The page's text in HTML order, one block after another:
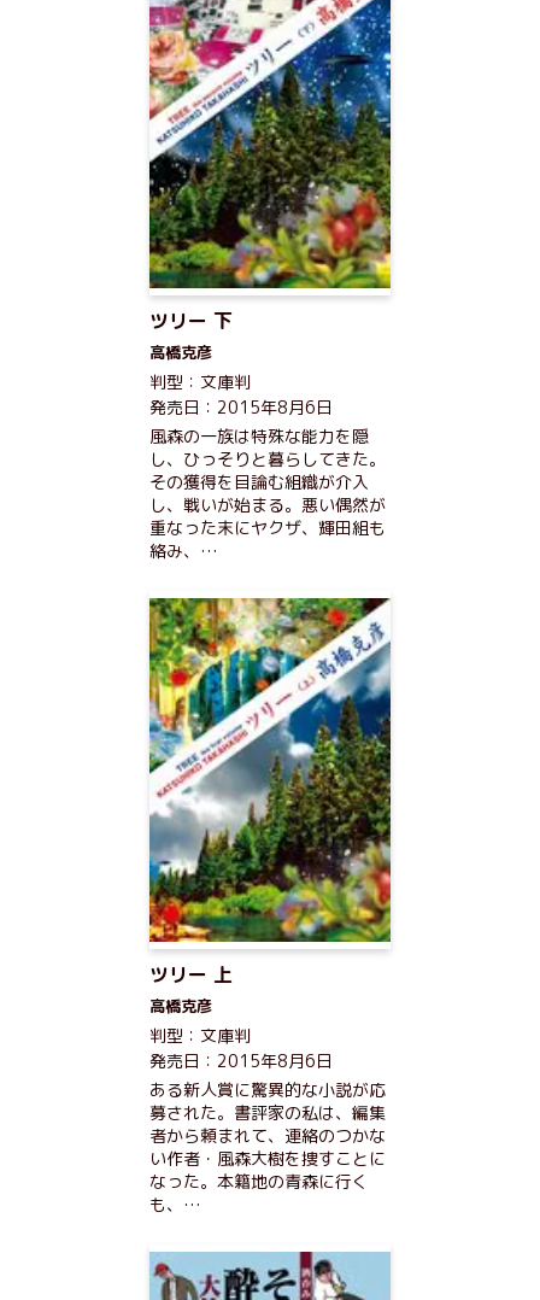
ツリー 下
高橋克彦
判型：文庫判
発売日：2015年8月6日
風森の一族は特殊な能力を隠
し、ひっそりと暮らしてきた。
その獲得を目論む組織が介入
し、戦いが始まる。悪い偶然が
重なった末にヤクザ、輝田組も
絡み、…
ツリー 上
高橋克彦
判型：文庫判
発売日：2015年8月6日
ある新人賞に驚異的な小説が応
募された。書評家の私は、編集
者から頼まれて、連絡のつかな
い作者・風森大樹を捜すことに
なった。本籍地の青森に行く
も、…